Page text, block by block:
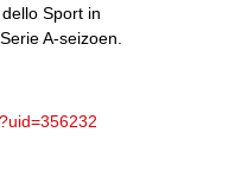
Sport in
A-seizoen.